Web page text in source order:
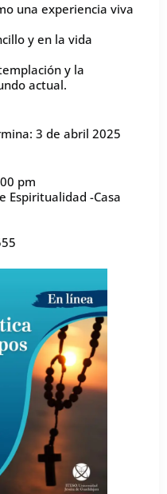
una experiencia viva
y en la vida
y la
actual.
3 de abril 2025
pm
Espiritualidad -Casa